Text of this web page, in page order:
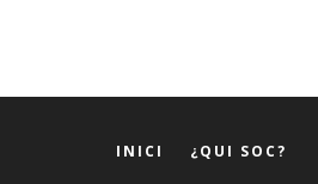
INICI ¿QUI SOC?